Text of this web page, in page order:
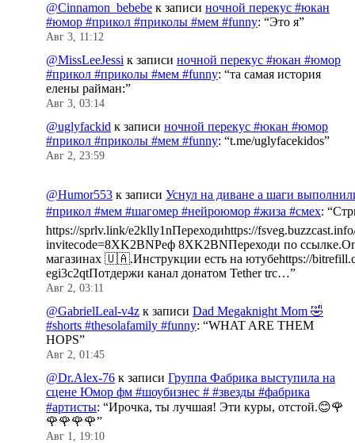
@Cinnamon_bebebe к записи ночной перекус #юкан
#юмор #прикол #приколы #мем #funny: “Это я”
Авг 3, 11:12
@MissLeeJessi к записи ночной перекус #юкан #юмор
#прикол #приколы #мем #funny: “та самая история
елены райман:”
Авг 3, 03:14
@uglyfackid к записи ночной перекус #юкан #юмор
#прикол #приколы #мем #funny: “t.me/uglyfacekidos”
Авг 2, 23:59
@Humor553 к записи Уснул на диване а шаги
#прикол #мем #шагомер #нейроюмор #жиза #смех: “
https://sprlv.link/e2klly1nПереходиhttps://
invitecode=8XK2BNРеф 8XK2BNПереходи по
магазинах 🇺🇦.Инструкции есть на ютубеhttps://
egi3c2qtПотдержи канал донатом Tether trc…”
Авг 2, 03:11
@GabrielLeal-v4z к записи Dad Megaknight Mom 🤣
#shorts #thesolafamily #funny: “WHAT ARE THEM
HOPS”
Авг 2, 01:45
@Dr.Alex-76 к записи Группа Фабрика выступила на
сцене Юмор фм #шоубизнес # #звезды #фабрика
#артисты: “Ирочка, ты лучшая! Эти куры, отстой.😊🌹
🌹🌹🌹🌹”
Авг 1, 19:10